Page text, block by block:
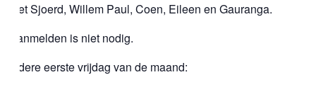
Met Sjoerd, Willem Paul, Coen, Eileen en Gauranga.
Aanmelden is niet nodig.
Iedere eerste vrijdag van de maand: